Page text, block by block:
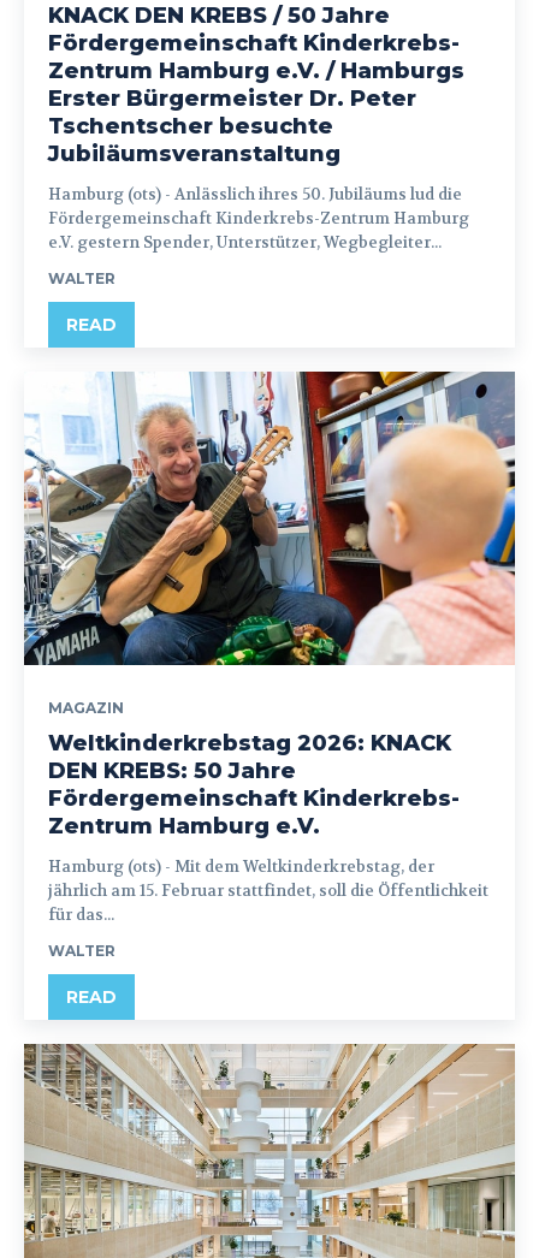
KNACK DEN KREBS / 50 Jahre
Fördergemeinschaft Kinderkrebs-
Zentrum Hamburg e.V. / Hamburgs
Erster Bürgermeister Dr. Peter
Tschentscher besuchte
Jubiläumsveranstaltung
Hamburg (ots) - Anlässlich ihres 50. Jubiläums lud die
Fördergemeinschaft Kinderkrebs-Zentrum Hamburg
e.V. gestern Spender, Unterstützer, Wegbegleiter...
WALTER
READ
MAGAZIN
Weltkinderkrebstag 2026: KNACK
DEN KREBS: 50 Jahre
Fördergemeinschaft Kinderkrebs-
Zentrum Hamburg e.V.
Hamburg (ots) - Mit dem Weltkinderkrebstag, der
jährlich am 15. Februar stattfindet, soll die Öffentlichkeit
für das...
WALTER
READ